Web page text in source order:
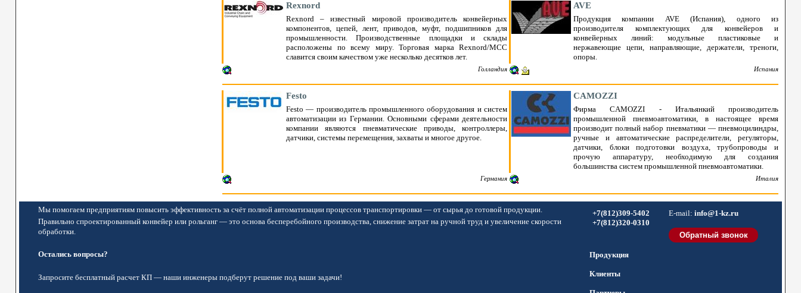
Rexnord AVE
Rexnord – известный мировой производитель конвейерных
компонентов, цепей, лент, приводов, муфт, подшипников для
промышленности. Производственные площадки и склады
расположены по всему миру. Торговая марка Rexnord/МСС
славится своим качеством уже несколько десятков лет.
Продукция компании AVE (Испания), одного из
производителя комплектующих для конвейеров и
конвейерных линий: модульные пластиковые и
нержавеющие цепи, направляющие, держатели, треноги,
опоры.
Голландия Испания
Festo CAMOZZI
Festo — производитель промышленного оборудования и систем
автоматизации из Германии. Основными сферами деятельности
компании являются пневматические приводы, контроллеры,
датчики, системы перемещения, захваты и многое другое.
Фирма CAMOZZI - Итальянкий производитель
промышленной пневмоавтоматики, в настоящее время
производит полный набор пневматики — пневмоцилиндры,
ручные и автоматические распределители, регуляторы,
датчики, блоки подготовки воздуха, трубопроводы и
прочую аппаратуру, необходимую для создания
большинства систем промышленной пневмоавтоматики.
Германия Италия
Мы помогаем предприятиям повысить эффективность за счёт полной автоматизации процессов транспортировки — от сырья до готовой продукции.
Правильно спроектированный конвейер или рольганг — это основа бесперебойного производства, снижение затрат на ручной труд и увеличение скорости
обработки.
Остались вопросы?
Запросите бесплатный расчет КП — наши инженеры подберут решение под ваши задачи!
+7(812)309-5402
+7(812)320-0310
E-mail: info@1-kz.ru
Продукция
Клиенты